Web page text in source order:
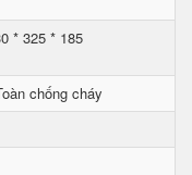
* 325 * 185
chống cháy